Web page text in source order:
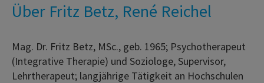
Über Fritz Betz, René Reichel
Mag. Dr. Fritz Betz, MSc., geb. 1965; Psychotherapeut
(Integrative Therapie) und Soziologe, Supervisor,
Lehrtherapeut; langjährige Tätigkeit an Hochschulen